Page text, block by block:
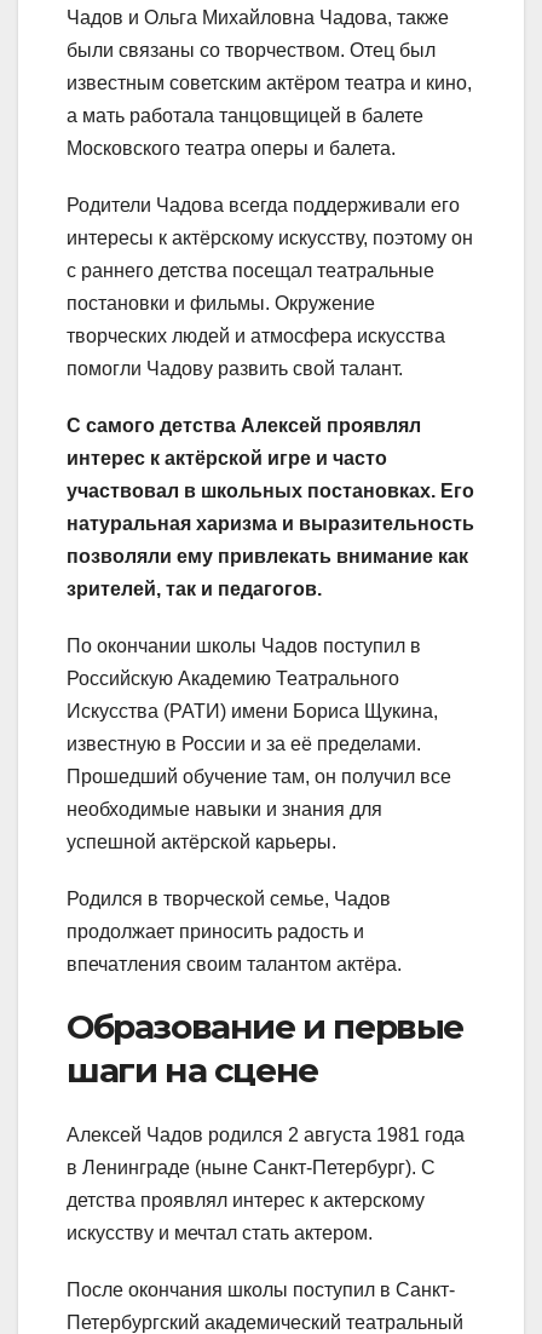
Чадов и Ольга Михайловна Чадова, также
были связаны со творчеством. Отец был
известным советским актёром театра и кино,
а мать работала танцовщицей в балете
Московского театра оперы и балета.
Родители Чадова всегда поддерживали его
интересы к актёрскому искусству, поэтому он
с раннего детства посещал театральные
постановки и фильмы. Окружение
творческих людей и атмосфера искусства
помогли Чадову развить свой талант.
С самого детства Алексей проявлял
интерес к актёрской игре и часто
участвовал в школьных постановках. Его
натуральная харизма и выразительность
позволяли ему привлекать внимание как
зрителей, так и педагогов.
По окончании школы Чадов поступил в
Российскую Академию Театрального
Искусства (РАТИ) имени Бориса Щукина,
известную в России и за её пределами.
Прошедший обучение там, он получил все
необходимые навыки и знания для
успешной актёрской карьеры.
Родился в творческой семье, Чадов
продолжает приносить радость и
впечатления своим талантом актёра.
Образование и первые
шаги на сцене
Алексей Чадов родился 2 августа 1981 года
в Ленинграде (ныне Санкт-Петербург). С
детства проявлял интерес к актерскому
искусству и мечтал стать актером.
После окончания школы поступил в Санкт-
Петербургский академический театральный